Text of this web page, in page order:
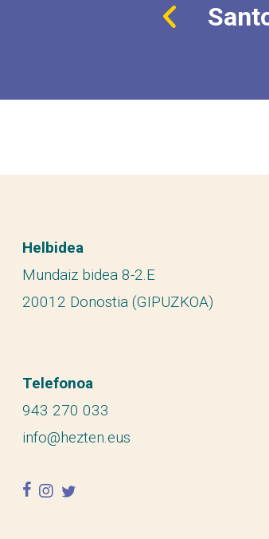
Helbidea
Mundaiz bidea 8-2.E
20012 Donostia (GIPUZKOA)
Telefonoa
943 270 033
info@hezten.eus
facebook
instagram
twitter